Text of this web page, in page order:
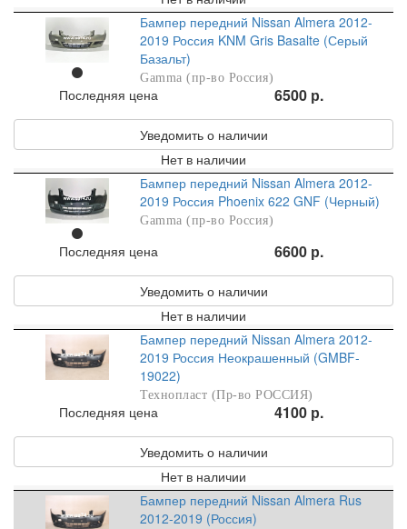
Бампер передний Nissan Almera 2012-
2019 Россия KNM Gris Basalte (Серый
Базальт)
Gamma (пр-во Россия)
Последняя цена 6500 р.
Уведомить о наличии
Нет в наличии
Бампер передний Nissan Almera 2012-
2019 Россия Phoenix 622 GNF (Черный)
Gamma (пр-во Россия)
Последняя цена 6600 р.
Уведомить о наличии
Нет в наличии
Бампер передний Nissan Almera 2012-
2019 Россия Неокрашенный (GMBF-
19022)
Технопласт (Пр-во РОССИЯ)
Последняя цена 4100 р.
Уведомить о наличии
Нет в наличии
Бампер передний Nissan Almera Rus
2012-2019 (Россия)